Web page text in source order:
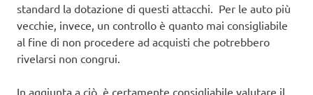
standard la dotazione di questi attacchi. Per le auto più
vecchie, invece, un controllo è quanto mai consigliabile
al fine di non procedere ad acquisti che potrebbero
rivelarsi non congrui.
In aggiunta a ciò, è certamente consigliabile valutare il